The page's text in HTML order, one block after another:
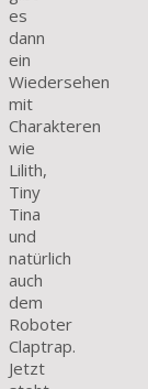
es
dann
ein
Wiedersehen
mit
Charakteren
wie
Lilith,
Tiny
Tina
und
natürlich
auch
dem
Roboter
Claptrap.
Jetzt